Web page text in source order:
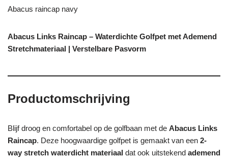
Abacus raincap navy
Abacus Links Raincap – Waterdichte Golfpet met Ademend
Stretchmateriaal | Verstelbare Pasvorm
Productomschrijving
Blijf droog en comfortabel op de golfbaan met de Abacus Links
Raincap. Deze hoogwaardige golfpet is gemaakt van een 2-
way stretch waterdicht materiaal dat ook uitstekend ademend